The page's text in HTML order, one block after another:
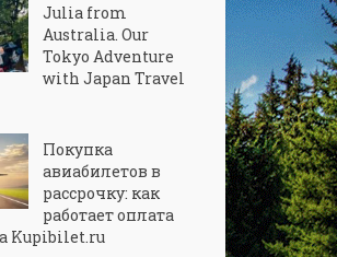
Julia from
Australia. Our
Tokyo Adventure
with Japan Travel
Покупка
авиабилетов в
рассрочку: как
работает оплата
Kupibilet.ru